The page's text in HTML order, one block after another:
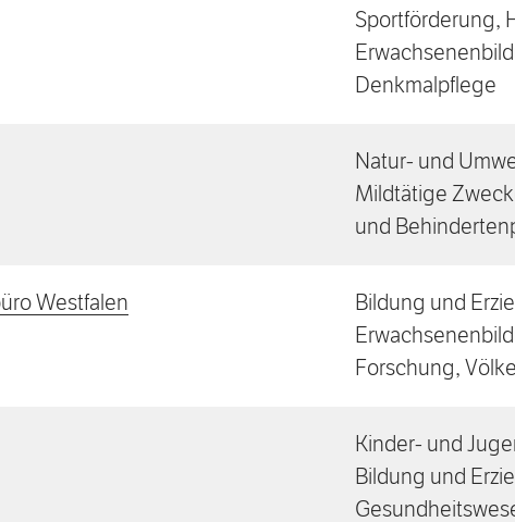
Sportförderung,
Denkmalpflege
Natur- und
Mildtätige
und
Westfalen
Bildung und
Forschung,
Kinder- und
Bildung und